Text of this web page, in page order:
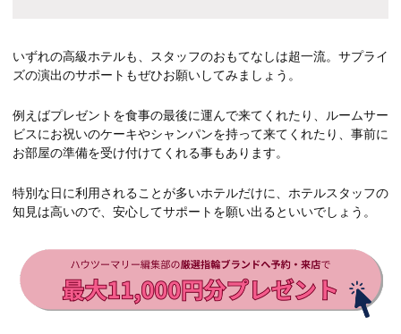
いずれの高級ホテルも、スタッフのおもてなしは超一流。サプライ
ズの演出のサポートもぜひお願いしてみましょう。
例えばプレゼントを食事の最後に運んで来てくれたり、ルームサー
ビスにお祝いのケーキやシャンパンを持って来てくれたり、事前に
お部屋の準備を受け付けてくれる事もあります。
特別な日に利用されることが多いホテルだけに、ホテルスタッフの
知見は高いので、安心してサポートを願い出るといいでしょう。